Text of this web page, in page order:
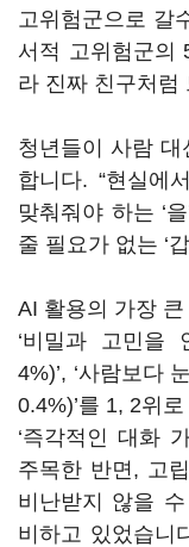
고위험군으로 갈
서적 고위험군의
라 진짜 친구처럼
청년들이 사람
합니다. “현실에
맞춰줘야 하는 ‘
줄 필요가 없는 ‘
AI 활용의 가장
‘비밀과 고민을
4%)’, ‘사람보다
0.4%)’를 1, 2위
‘즉각적인 대화
주목한 반면, 고
비난받지 않을
비하고 있었습니